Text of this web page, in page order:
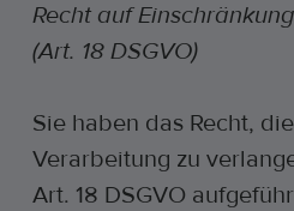
Recht auf
(Art. 18 DSGVO)
Sie haben das Recht,
Verarbeitung zu
Art. 18 DSGVO